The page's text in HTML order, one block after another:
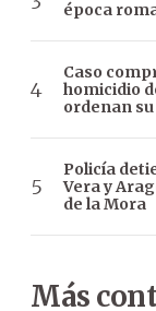
época
Caso
homicidio
ordenan
Policía
Vera y
de la Mora
Más